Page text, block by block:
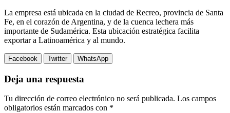
La empresa está ubicada en la ciudad de Recreo, provincia de Santa
Fe, en el corazón de Argentina, y de la cuenca lechera más
importante de Sudamérica. Esta ubicación estratégica facilita
exportar a Latinoamérica y al mundo.
Facebook Twitter WhatsApp
Deja una respuesta
Tu dirección de correo electrónico no será publicada. Los campos
obligatorios están marcados con *